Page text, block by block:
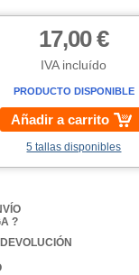
17,00 €
IVA incluído
PRODUCTO DISPONIBLE
Añadir a carrito
5 tallas disponibles
?